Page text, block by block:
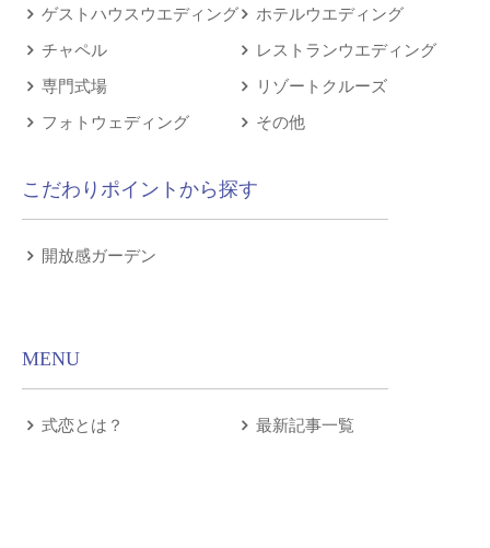
ゲストハウスウエディング
ホテルウエディング
チャペル
レストランウエディング
専門式場
リゾートクルーズ
フォトウェディング
その他
こだわりポイントから探す
開放感ガーデン
MENU
式恋とは？ 最新記事一覧